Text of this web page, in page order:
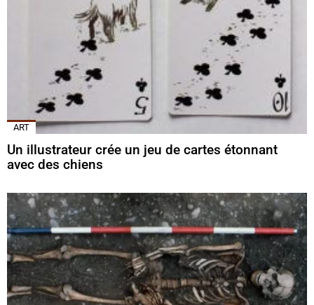
ART
Un illustrateur crée un jeu de cartes étonnant
avec des chiens